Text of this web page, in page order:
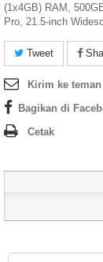
(1x4GB) RAM,
Pro, 21.5-inch
Tweet
Kirim ke teman
Bagikan di
Cetak